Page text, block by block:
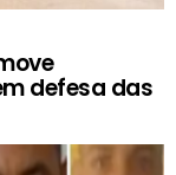
defesa das